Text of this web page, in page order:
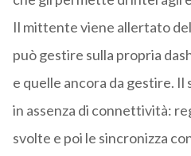
Il mittente viene allertato
può gestire sulla propria
e quelle ancora da gestire.
in assenza di connettività:
svolte e poi le sincronizza